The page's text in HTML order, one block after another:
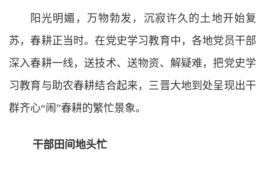
阳光明媚，万物勃发，沉寂许久的土地开始复
苏，春耕正当时。在党史学习教育中，各地党员干部
深入春耕一线，送技术、送物资、解疑难，把党史学
习教育与助农春耕结合起来，三晋大地到处呈现出干
群齐心“闹”春耕的繁忙景象。
干部田间地头忙